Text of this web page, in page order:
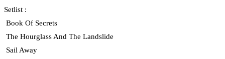
Setlist :
Book Of Secrets
The Hourglass And The Landslide
Sail Away